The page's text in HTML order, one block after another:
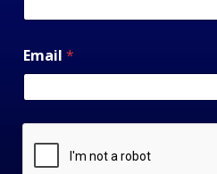
Email *